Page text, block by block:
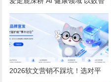
创新，赋能全民健康
2026软文营销不踩坑！选对平